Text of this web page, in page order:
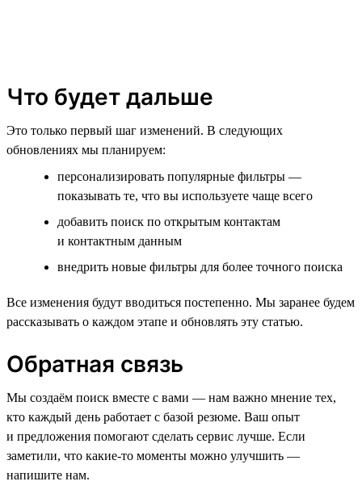
Что будет дальше
Это только первый шаг изменений. В следующих
обновлениях мы планируем:
персонализировать популярные фильтры —
показывать те, что вы используете чаще всего
добавить поиск по открытым контактам
и контактным данным
внедрить новые фильтры для более точного поиска
Все изменения будут вводиться постепенно. Мы заранее будем
рассказывать о каждом этапе и обновлять эту статью.
Обратная связь
Мы создаём поиск вместе с вами — нам важно мнение тех,
кто каждый день работает с базой резюме. Ваш опыт
и предложения помогают сделать сервис лучше. Если
заметили, что какие-то моменты можно улучшить —
напишите нам.